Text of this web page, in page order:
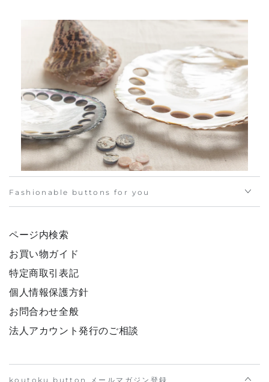
Fashionable buttons for you
ページ内検索
お買い物ガイド
特定商取引表記
個人情報保護方針
お問合わせ全般
法人アカウント発行のご相談
koutoku button メールマガジン登録